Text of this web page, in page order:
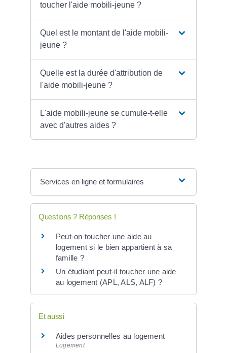
toucher l'aide mobili-jeune ?
Quel est le montant de l'aide mobili-
jeune ?
Quelle est la durée d'attribution de
l'aide mobili-jeune ?
L'aide mobili-jeune se cumule-t-elle
avec d'autres aides ?
Services en ligne et formulaires
Questions ? Réponses !
Peut-on toucher une aide au
logement si le bien appartient à sa
famille ?
Un étudiant peut-il toucher une aide
au logement (APL, ALS, ALF) ?
Et aussi
Aides personnelles au logement
Logement